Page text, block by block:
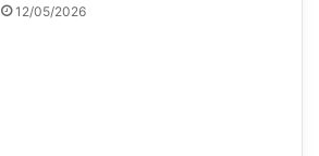
12/05/2026